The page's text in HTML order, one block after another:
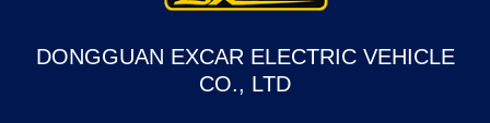
DONGGUAN EXCAR ELECTRIC VEHICLE
CO., LTD